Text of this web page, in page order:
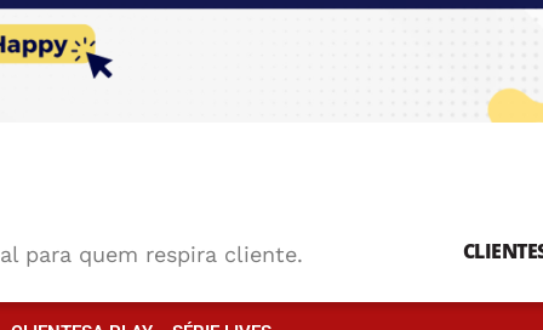
para quem respira cliente.